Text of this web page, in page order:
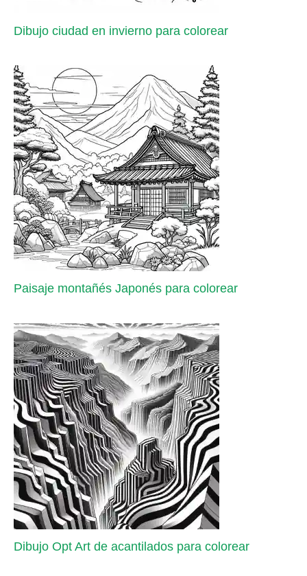
Dibujo ciudad en invierno para colorear
Paisaje montañés Japonés para colorear
Dibujo Opt Art de acantilados para colorear